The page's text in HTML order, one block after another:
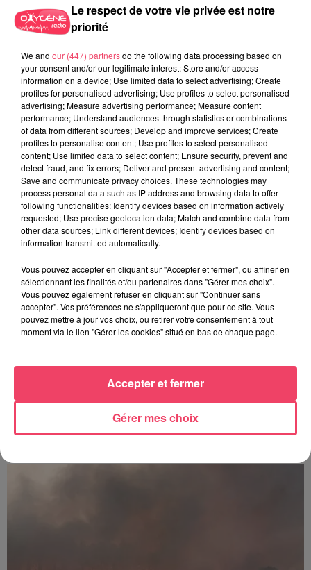
31 juillet 2026
COMBRÉE. AGRESSIONS SEXUELLES À L'ANCIEN COLLÈGE : UN
HOMME ENTENDU...
SEGRÉ. ATTAQUE À L'ARME BLANCHE : L'AGRESSEUR INTERPELLÉ,
Le respect de votre vie privée est notre
priorité
We and our (447) partnersdo the following data processing based on
your consent and/or our legitimate interest: Store and/or access
information on a device; Use limited data to select advertising; Create
profiles for personalised advertising; Use profiles to select personalised
advertising; Measure advertising performance; Measure content
performance; Understand audiences through statistics or combinations
of data from different sources; Develop and improve services; Create
profiles to personalise content; Use profiles to select personalised
content; Use limited data to select content; Ensure security, prevent and
detect fraud, and fix errors; Deliver and present advertising and content;
Save and communicate privacy choices. These technologies may
process personal data such as IP address and browsing data to offer
following functionalities: Identify devices based on information actively
requested; Use precise geolocation data; Match and combine data from
other data sources; Link different devices; Identify devices based on
information transmitted automatically.
Vous pouvez accepter en cliquant sur "Accepter et fermer", ou affiner en
sélectionnant les finalités et/ou partenaires dans "Gérer mes choix".
Vous pouvez également refuser en cliquant sur "Continuer sans
accepter". Vos préférences ne s'appliqueront que pour ce site. Vous
pouvez mettre à jour vos choix, ou retirer votre consentement à tout
moment via le lien "Gérer les cookies" situé en bas de chaque page.
Gérer mes choix
Accepter et fermer